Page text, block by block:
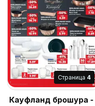
Cтраница 4
Кауфланд брошура -